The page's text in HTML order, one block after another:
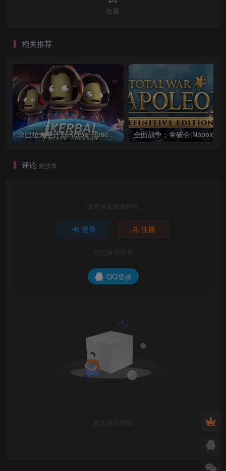
收藏
相关推荐
坎巴拉太空计划|Kerbal Space Program|1.12.5.3190|整合全DLC
评论 抢沙发
请登录后发表评论
登录 注册
社交账号登录
QQ登录
暂无评论内容